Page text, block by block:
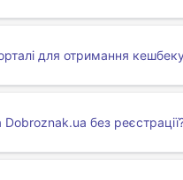
для отримання
без